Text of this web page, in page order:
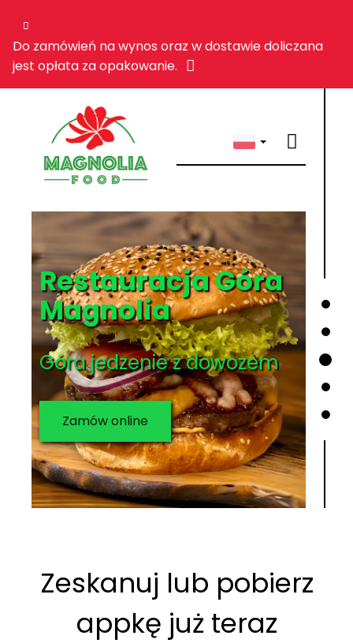
Do zamówień na wynos oraz w dostawie doliczana
jest opłata za opakowanie.
Title4
Description
Zamów online
Zeskanuj lub pobierz
appkę już teraz